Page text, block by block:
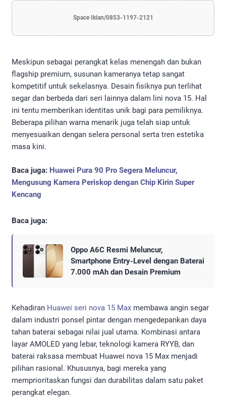
Space Iklan/0853-1197-2121
Meskipun sebagai perangkat kelas menengah dan bukan
flagship premium, susunan kameranya tetap sangat
kompetitif untuk sekelasnya. Desain fisiknya pun terlihat
segar dan berbeda dari seri lainnya dalam lini nova 15. Hal
ini tentu memberikan identitas unik bagi para pemiliknya.
Beberapa pilihan warna menarik juga telah siap untuk
menyesuaikan dengan selera personal serta tren estetika
masa kini.
Baca juga: Huawei Pura 90 Pro Segera Meluncur,
Mengusung Kamera Periskop dengan Chip Kirin Super
Kencang
Baca juga:
Oppo A6C Resmi Meluncur,
Smartphone Entry-Level dengan Baterai
7.000 mAh dan Desain Premium
Kehadiran Huawei seri nova 15 Max membawa angin segar
dalam industri ponsel pintar dengan mengedepankan daya
tahan baterai sebagai nilai jual utama. Kombinasi antara
layar AMOLED yang lebar, teknologi kamera RYYB, dan
baterai raksasa membuat Huawei nova 15 Max menjadi
pilihan rasional. Khususnya, bagi mereka yang
memprioritaskan fungsi dan durabilitas dalam satu paket
perangkat elegan.